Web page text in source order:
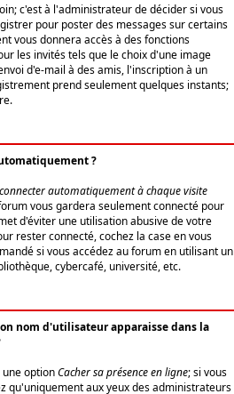
c'est à l'administrateur de décider si vous
pour poster des messages sur certains
vous donnera accès à des fonctions
les invités tels que le choix d'une image
d'e-mail à des amis, l'inscription à un
prend seulement quelques instants;
?
automatiquement à chaque visite
vous gardera seulement connecté pour
d'éviter une utilisation abusive de votre
rester connecté, cochez la case en vous
si vous accédez au forum en utilisant un
cybercafé, université, etc.
nom d'utilisateur apparaisse dans la
une optionCacher sa présence en ligne; si vous
qu'uniquement aux yeux des administrateurs